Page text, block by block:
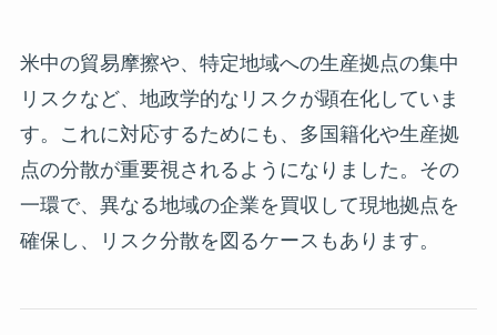
米中の貿易摩擦や、特定地域への生産拠点の集中
リスクなど、地政学的なリスクが顕在化していま
す。これに対応するためにも、多国籍化や生産拠
点の分散が重要視されるようになりました。その
一環で、異なる地域の企業を買収して現地拠点を
確保し、リスク分散を図るケースもあります。